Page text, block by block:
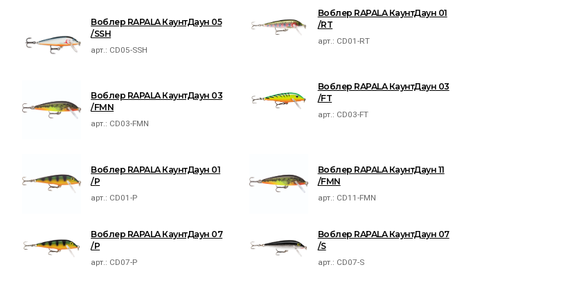
Воблер RAPALA КаунтДаун 05
/SSH
арт.: CD05-SSH
Воблер RAPALA КаунтДаун 01
/RT
арт.: CD01-RT
Воблер RAPALA КаунтДаун 03
/FMN
арт.: CD03-FMN
Воблер RAPALA КаунтДаун 03
/FT
арт.: CD03-FT
Воблер RAPALA КаунтДаун 01
/P
арт.: CD01-P
Воблер RAPALA КаунтДаун 11
/FMN
арт.: CD11-FMN
Воблер RAPALA КаунтДаун 07
/P
арт.: CD07-P
Воблер RAPALA КаунтДаун 07
/S
арт.: CD07-S